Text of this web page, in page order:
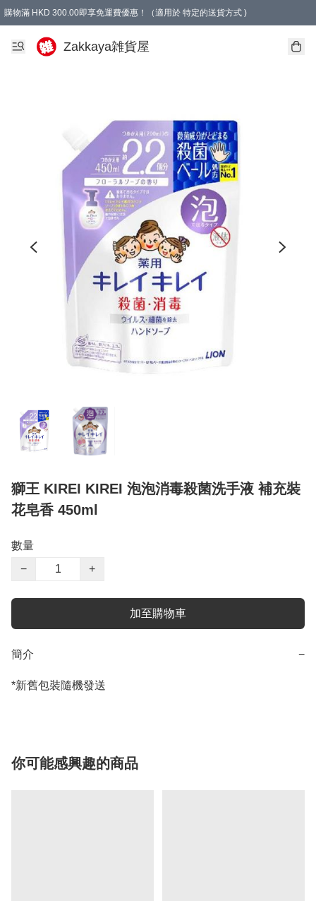
購物滿 HKD 300.00即享免運費優惠！（適用於 特定的送貨方式 )
Zakkaya雑貨屋
獅王 KIREI KIREI 泡泡消毒殺菌洗手液 補充裝
花皂香 450ml
數量
−
+
加至購物車
簡介 −
*新舊包裝隨機發送
你可能感興趣的商品